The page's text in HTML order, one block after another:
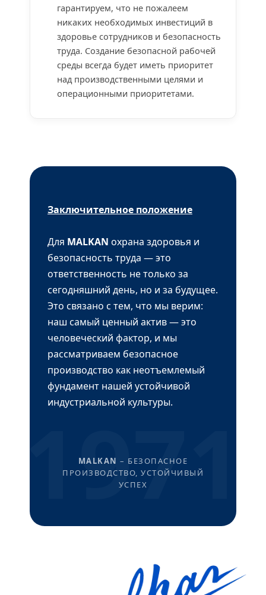
гарантируем, что не пожалеем
никаких необходимых инвестиций в
здоровье сотрудников и безопасность
труда. Создание безопасной рабочей
среды всегда будет иметь приоритет
над производственными целями и
операционными приоритетами.
1971
Заключительное положение
Для MALKAN охрана здоровья и
безопасность труда — это
ответственность не только за
сегодняшний день, но и за будущее.
Это связано с тем, что мы верим:
наш самый ценный актив — это
человеческий фактор, и мы
рассматриваем безопасное
производство как неотъемлемый
фундамент нашей устойчивой
индустриальной культуры.
MALKAN– БЕЗОПАСНОЕ
ПРОИЗВОДСТВО, УСТОЙЧИВЫЙ
УСПЕХ